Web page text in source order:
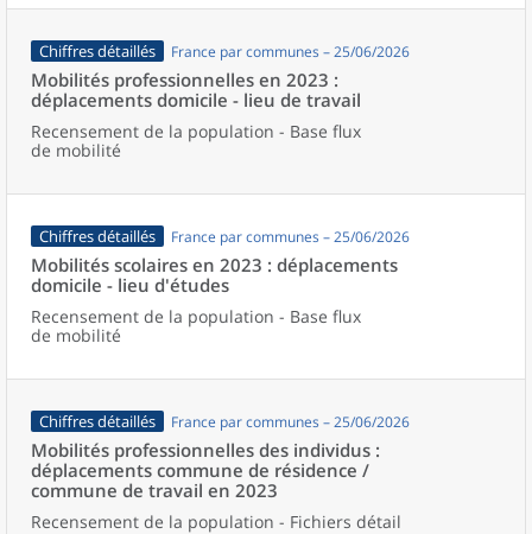
Chiffres détaillés France par communes – 25/06/2026
Mobilités professionnelles en 2023 :
déplacements domicile - lieu de travail
Recensement de la population - Base flux
de mobilité
Chiffres détaillés France par communes – 25/06/2026
Mobilités scolaires en 2023 : déplacements
domicile - lieu d'études
Recensement de la population - Base flux
de mobilité
Chiffres détaillés France par communes – 25/06/2026
Mobilités professionnelles des individus :
déplacements commune de résidence /
commune de travail en 2023
Recensement de la population - Fichiers détail